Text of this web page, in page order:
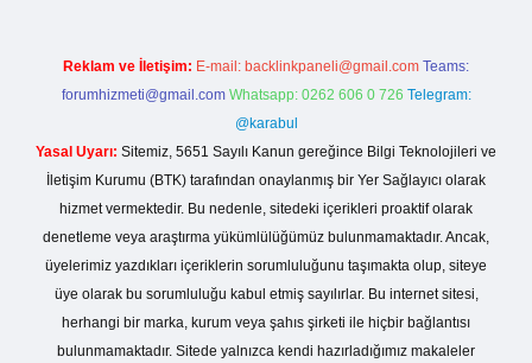
Reklam ve İletişim: E-mail: backlinkpaneli@gmail.com Teams:
forumhizmeti@gmail.com Whatsapp: 0262 606 0 726 Telegram:
@karabul
Yasal Uyarı: Sitemiz, 5651 Sayılı Kanun gereğince Bilgi Teknolojileri ve
İletişim Kurumu (BTK) tarafından onaylanmış bir Yer Sağlayıcı olarak
hizmet vermektedir. Bu nedenle, sitedeki içerikleri proaktif olarak
denetleme veya araştırma yükümlülüğümüz bulunmamaktadır. Ancak,
üyelerimiz yazdıkları içeriklerin sorumluluğunu taşımakta olup, siteye
üye olarak bu sorumluluğu kabul etmiş sayılırlar. Bu internet sitesi,
herhangi bir marka, kurum veya şahıs şirketi ile hiçbir bağlantısı
bulunmamaktadır. Sitede yalnızca kendi hazırladığımız makaleler